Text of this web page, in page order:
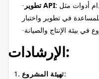
تطوير API: استخدام أدوات مثل Django Rest Framework،
الإرشادات:
تهيئة المشروع: